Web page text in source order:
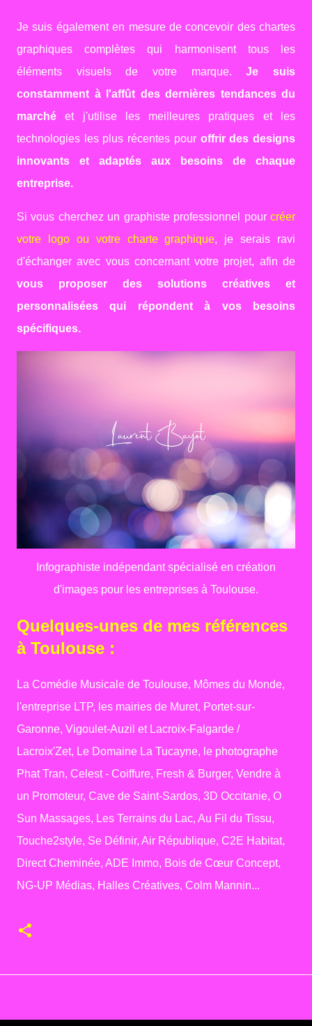
Je suis également en mesure de concevoir des chartes
graphiques complètes qui harmonisent tous les
éléments visuels de votre marque.Je suis
constamment à l'affût des dernières tendances du
marché et j'utilise les meilleures pratiques et les
technologies les plus récentes pour offrir des designs
innovants et adaptés aux besoins de chaque
entreprise.
Si vous cherchez un graphiste professionnel pour créer
votre logo ou votre charte graphique, je serais ravi
d'échanger avec vous concernant votre projet, afin de
vous proposer des solutions créatives et
personnalisées qui répondent à vos besoins
spécifiques.
Infographiste indépendant spécialisé en création
d'images pour les entreprises à Toulouse.
Quelques-unes de mes références
à Toulouse :
La Comédie Musicale de Toulouse, Mômes du Monde,
l'entreprise LTP, les mairies de Muret, Portet-sur-
Garonne, Vigoulet-Auzil et Lacroix-Falgarde /
Lacroix'Zet, Le Domaine La Tucayne, le photographe
Phat Tran, Celest - Coiffure, Fresh & Burger, Vendre à
un Promoteur, Cave de Saint-Sardos, 3D Occitanie, O
Sun Massages, Les Terrains du Lac, Au Fil du Tissu,
Touche2style, Se Définir, Air République, C2E Habitat,
Direct Cheminée, ADE Immo, Bois de Cœur Concept,
NG-UP Médias, Halles Créatives, Colm Mannin...